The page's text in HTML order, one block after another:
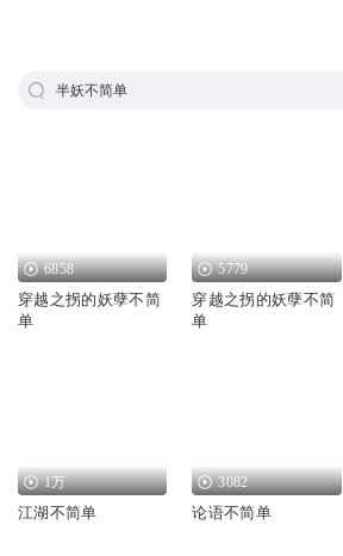
半妖不简单
6858
穿越之拐的妖孽不简
单
5779
穿越之拐的妖孽不简
单
1万
江湖不简单
3082
论语不简单